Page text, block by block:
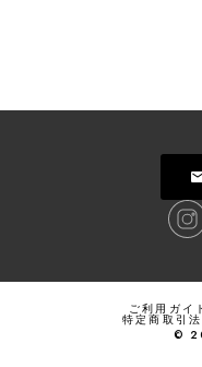
ご利用ガイ
特定商取引
©